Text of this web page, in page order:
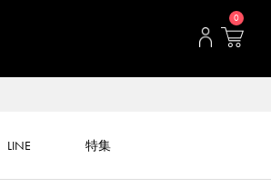
0
LINE 特集